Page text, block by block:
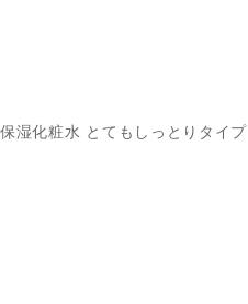
保湿化粧水 とてもしっとりタイプ